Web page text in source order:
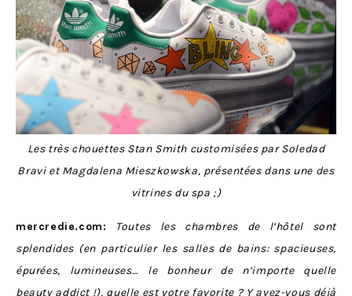
Les très chouettes Stan Smith customisées parSoledad
Bravi et Magdalena Mieszkowska, présentées dans une des
vitrines du spa ;)
mercredie.com:
Toutes les chambres de l’hôtel sont
splendides (en particulier les salles de bains: spacieuses,
épurées, lumineuses… le bonheur de n’importe quelle
beauty addict !), quelle est votre favorite ? Y avez-vous déjà